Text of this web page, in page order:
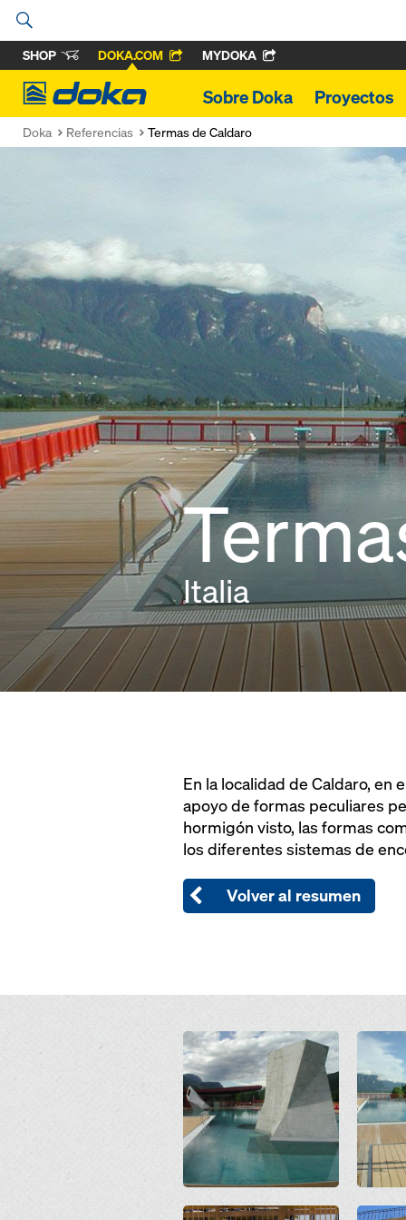
SHOP DOKA.COM MYDOKA
Doka
Sobre Doka Proyectos
Doka Referencias Termas de Caldaro
Italia
En la localidad de Caldaro, en
apoyo de formas peculiares
hormigón visto, las formas
los diferentes sistemas de
Volver al resumen
Open Open
Open Open